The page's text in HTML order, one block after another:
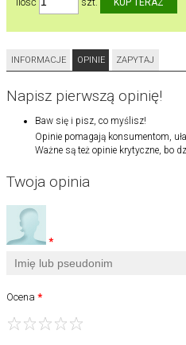
INFORMACJE OPINIE ZAPYTAJ
Napisz pierwszą opinię!
Baw się i pisz, co myślisz!
Opinie pomagają konsumentom,
Ważne są też opinie krytyczne, bo
Twoja opinia
Ocena